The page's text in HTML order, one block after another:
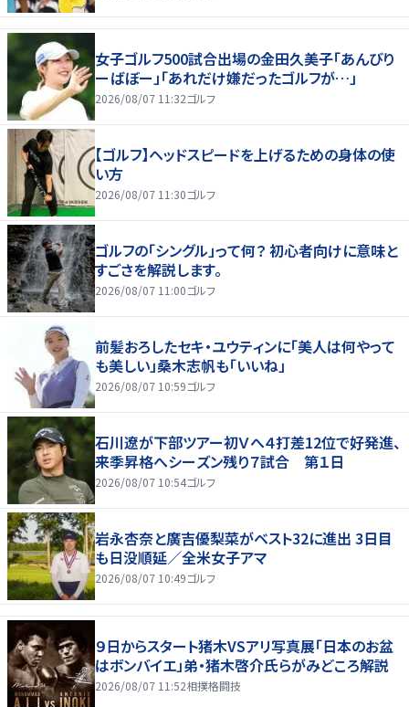
女子ゴルフ500試合出場の金田久美子「あんびり
ーばぼー」「あれだけ嫌だったゴルフが…」
2026/08/07 11:32ゴルフ
【ゴルフ】ヘッドスピードを上げるための身体の使
い方
2026/08/07 11:30ゴルフ
ゴルフの「シングル」って何？ 初心者向けに意味と
すごさを解説します。
2026/08/07 11:00ゴルフ
前髪おろしたセキ・ユウティンに「美人は何やって
も美しい」桑木志帆も「いいね」
2026/08/07 10:59ゴルフ
石川遼が下部ツアー初Ｖへ４打差12位で好発進、
来季昇格へシーズン残り７試合 第１日
2026/08/07 10:54ゴルフ
岩永杏奈と廣吉優梨菜がベスト32に進出 3日目
も日没順延／全米女子アマ
2026/08/07 10:49ゴルフ
９日からスタート猪木VSアリ写真展「日本のお盆
はボンバイエ」弟・猪木啓介氏らがみどころ解説
2026/08/07 11:52相撲格闘技